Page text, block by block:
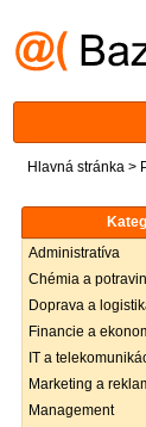
Hlavná stránka >
Administratíva
Chémia a
Doprava a
Financie a
IT a
Marketing a
Management